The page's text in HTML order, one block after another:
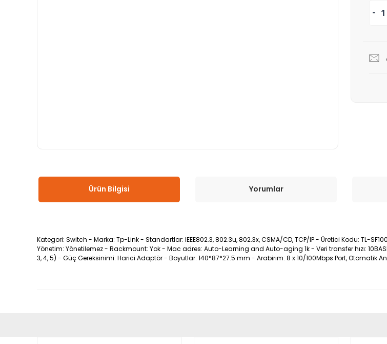
Ürün Bilgisi Yorumlar
Kategori: Switch - Marka: Tp-Link - Standartlar: IEEE802.3, 802.3u, 802.3x, CSMA/CD, TCP/IP - Üretici Kodu: TL-
Yönetim: Yönetilemez - Rackmount: Yok - Mac adres: Auto-Learning and Auto-aging 1k - Veri transfer hızı:
3, 4, 5) - Güç Gereksinimi: Harici Adaptör - Boyutlar: 140*87*27.5 mm - Arabirim: 8 x 10/100Mbps Port, Otomatik